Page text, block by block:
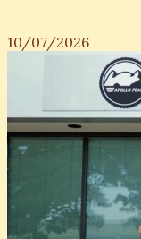
10/07/2026